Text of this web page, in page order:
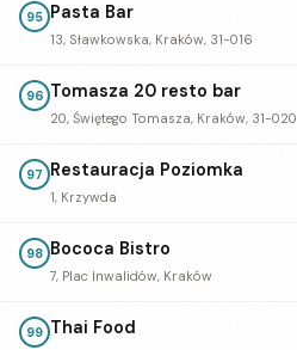
95 Pasta Bar
13, Sławkowska, Kraków, 31-016
96 Tomasza 20 resto bar
20, Świętego Tomasza, Kraków, 31-020
97 Restauracja Poziomka
1, Krzywda
98 Bococa Bistro
7, Plac Inwalidów, Kraków
99 Thai Food